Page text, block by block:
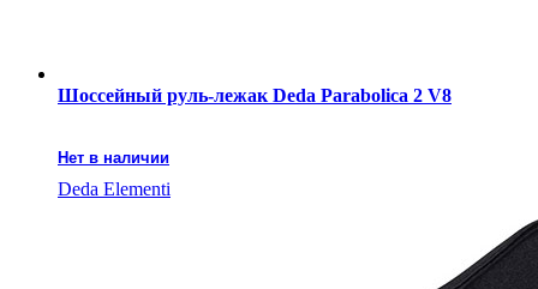
Шоссейный руль-лежак Deda Parabolica 2 V8
Нет в наличии
Deda Elementi